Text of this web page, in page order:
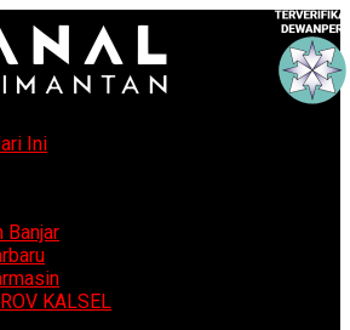
Ini
Banjar
KALSEL